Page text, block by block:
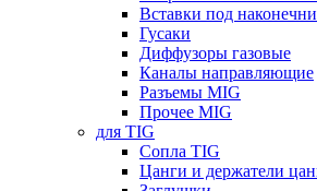
Вставки под
Гусаки
Диффузоры газовые
Каналы направляющие
Разъемы MIG
Прочее MIG
для TIG
Сопла TIG
Цанги и держатели